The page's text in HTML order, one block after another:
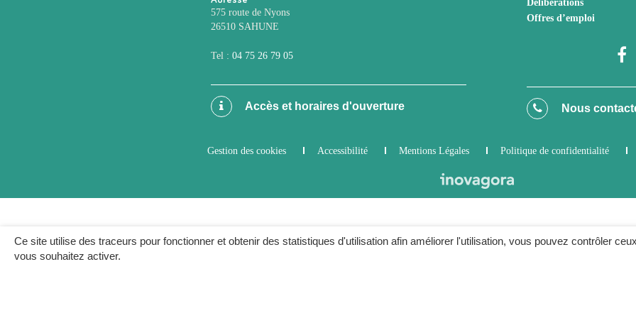
Ce site utilise des traceurs pour fonctionner et obtenir des statistiques d'utilisation afin améliorer l'utilisation, vous pouvez contrôler
vous souhaitez activer.
575 route de Nyons
26510 SAHUNE
Tel : 04 75 26 79 05
Accès et horaires d'ouverture
Délibérations
Offres d’emploi
Nous
Gestion des cookies Accessibilité Mentions Légales Politique de confidentialité